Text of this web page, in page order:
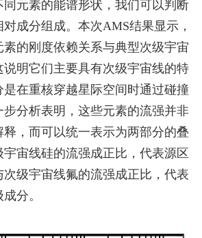
元素的能谱形状， 我们可以判断
成分组成。本次AMS结果显示，
的刚度依赖关系与典型次级宇宙
明它们主要具有次级宇宙线的特
在重核穿越星际空间时通过碰撞
分析表明，这些元素的流强并非
，而可以统一表示为两部分的叠
宙线硅的流强成正比，代表源区
级宇宙线氟的流强成正比，代表
分。